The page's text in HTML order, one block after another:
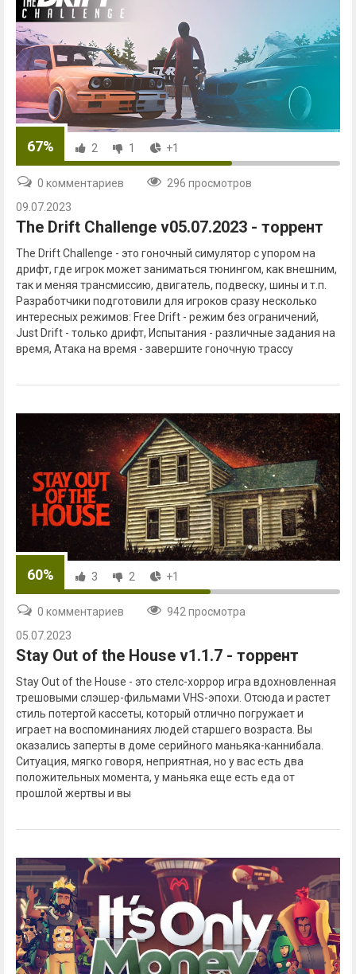
67% 2 1 +1
0 комментариев
296 просмотров
09.07.2023
The Drift Challenge v05.07.2023 - торрент
The Drift Challenge - это гоночный симулятор с упором на
дрифт, где игрок может заниматься тюнингом, как внешним,
так и меняя трансмиссию, двигатель, подвеску, шины и т.п.
Разработчики подготовили для игроков сразу несколько
интересных режимов: Free Drift - режим без ограничений,
Just Drift - только дрифт, Испытания - различные задания на
время, Атака на время - завершите гоночную трассу
60% 3 2 +1
0 комментариев
942 просмотра
05.07.2023
Stay Out of the House v1.1.7 - торрент
Stay Out of the House - это стелс-хоррор игра вдохновленная
трешовыми слэшер-фильмами VHS-эпохи. Отсюда и растет
стиль потертой кассеты, который отлично погружает и
играет на воспоминаниях людей старшего возраста. Вы
оказались заперты в доме серийного маньяка-каннибала.
Ситуация, мягко говоря, неприятная, но у вас есть два
положительных момента, у маньяка еще есть еда от
прошлой жертвы и вы